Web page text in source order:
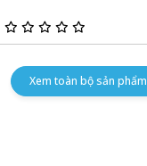
Xem toàn bộ sản phẩm